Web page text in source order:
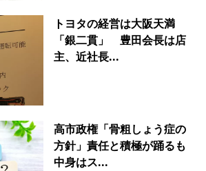
トヨタの経営は大阪天満
「銀二貫」 豊田会長は店
主、近社長...
高市政権「骨粗しょう症の
方針」責任と積極が踊るも
中身はス...